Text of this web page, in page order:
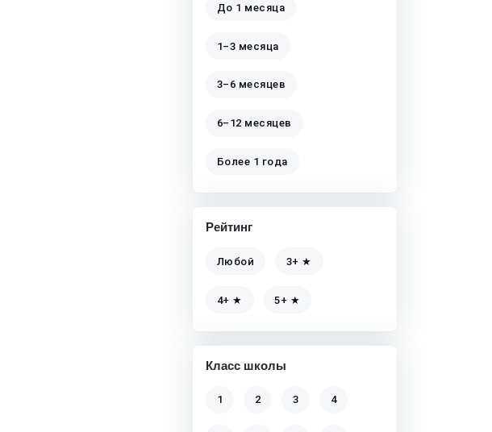
До 1 месяца
1–3 месяца
3–6 месяцев
6–12 месяцев
Более 1 года
Рейтинг
Любой 3+ ★
4+ ★ 5+ ★
Класс школы
1 2 3 4